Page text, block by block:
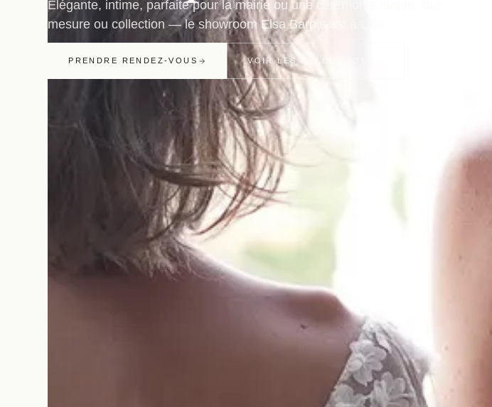
Élégante, intime, parfaite pour la mairie ou une cérémonie laïque. Sur-
mesure ou collection — le showroom Elsa Barois est à Lille.
PRENDRE RENDEZ-VOUS VOIR LES COLLECTIONS